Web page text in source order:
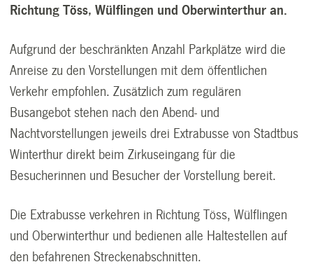
Richtung Töss, Wülflingen und Oberwinterthur an.
Aufgrund der beschränkten Anzahl Parkplätze wird die
Anreise zu den Vorstellungen mit dem öffentlichen
Verkehr empfohlen. Zusätzlich zum regulären
Busangebot stehen nach den Abend- und
Nachtvorstellungen jeweils drei Extrabusse von Stadtbus
Winterthur direkt beim Zirkuseingang für die
Besucherinnen und Besucher der Vorstellung bereit.
Die Extrabusse verkehren in Richtung Töss, Wülflingen
und Oberwinterthur und bedienen alle Haltestellen auf
den befahrenen Streckenabschnitten.